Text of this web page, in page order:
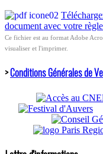
document avec votre
Ce fichier est au format Adobe
visualiser et l'imprimer.
>Conditions Générales de